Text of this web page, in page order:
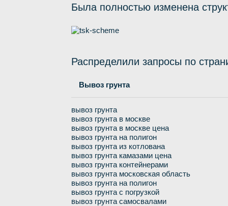
Была полностью изменена
Распределили запросы по
Вывоз грунта
вывоз грунта
вывоз грунта в москве
вывоз грунта в москве цена
вывоз грунта на полигон
вывоз грунта из котлована
вывоз грунта камазами цена
вывоз грунта контейнерами
вывоз грунта московская область
вывоз грунта на полигон
вывоз грунта с погрузкой
вывоз грунта самосвалами